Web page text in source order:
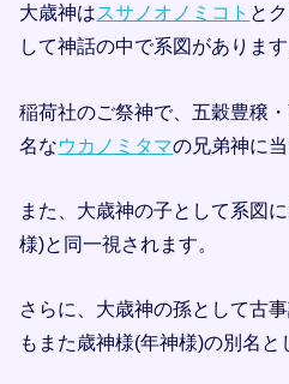
大歳神はスサノオノミコト と
して神話の中で系図があります
稲荷社のご祭神で、五穀豊穣
名なウカノミタマの兄弟神に
また、大歳神の子として系図
様)と同一視されます。
さらに、大歳神の孫として古
もまた歳神様(年神様)の別名と